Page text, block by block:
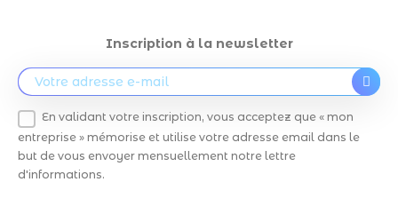
Inscription à la newsletter
En validant votre inscription, vous acceptez que « mon
entreprise » mémorise et utilise votre adresse email dans le
but de vous envoyer mensuellement notre lettre
d'informations.